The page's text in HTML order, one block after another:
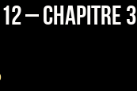
– Chapitre 3